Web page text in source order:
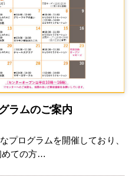
ラムのご案内
プログラムを開催しており、
めての方…